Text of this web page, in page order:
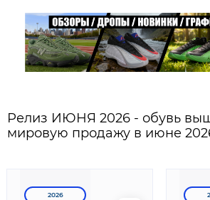
Релиз ИЮНЯ 2026 - обувь
мировую продажу в июне
2026